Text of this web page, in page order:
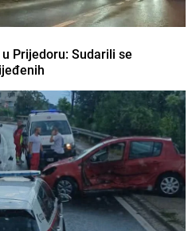
Prijedoru: Sudarili se